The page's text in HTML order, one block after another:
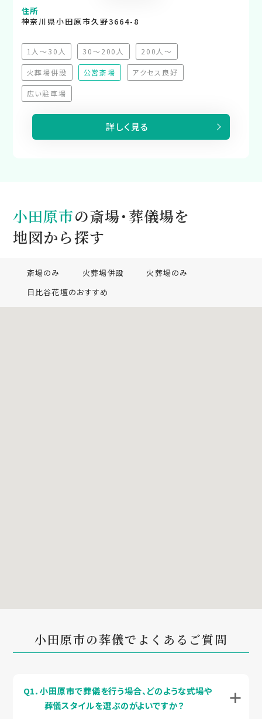
住所
神奈川県小田原市久野3664-8
1人～30人
（非推奨）
30～200人
（非推奨）
200人～
（非推奨）
火葬場併設
（非対応）
公営斎場
アクセス良好
（非対応）
広い駐車場
（非対応）
詳しく見る
小田原市の斎場・葬儀場を
地図から探す
斎場のみ 火葬場併設
火葬場のみ
日比谷花壇のおすすめ
小田原市の葬儀でよくあるご質問
Q1．小田原市で葬儀を行う場合、どのような式場や
葬儀スタイルを選ぶのがよいですか？